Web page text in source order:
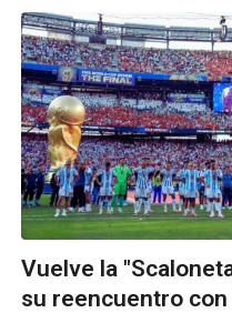
Vuelve la
su reencuentro con